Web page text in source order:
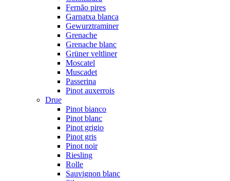
Fernão pires
Garnatxa blanca
Gewurztraminer
Grenache
Grenache blanc
Grüner veltliner
Moscatel
Muscadet
Passerina
Pinot auxerrois
Drue
Pinot bianco
Pinot blanc
Pinot grigio
Pinot gris
Pinot noir
Riesling
Rolle
Sauvignon blanc